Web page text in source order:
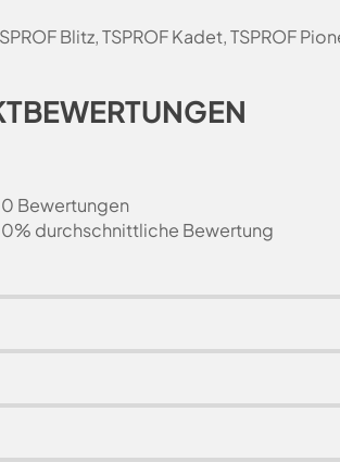
Blitz, TSPROF Kadet, TSPROF
0 Bewertungen
0% durchschnittliche Bewertung